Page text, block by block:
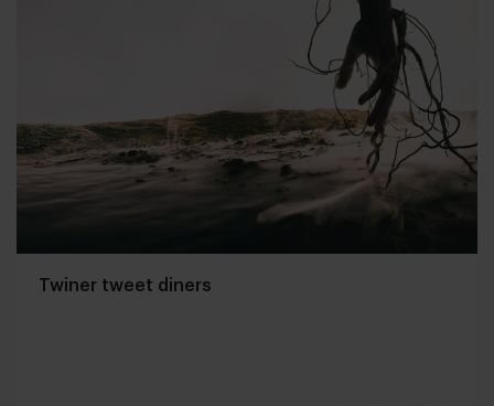
Twiner tweet diners